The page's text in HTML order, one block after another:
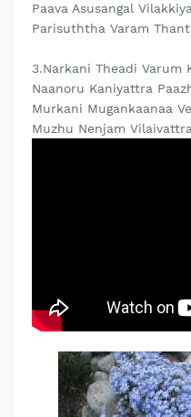
Paava Asusangal
Parisuththa Varam
3.Narkani Theadi Varum
Naanoru Kaniyattra
Murkani Mugankaanaa
Muzhu Nenjam